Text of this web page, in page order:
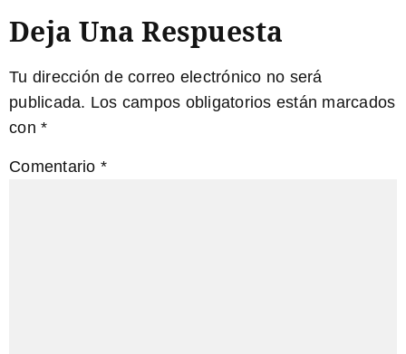
Deja Una Respuesta
Tu dirección de correo electrónico no será
publicada. Los campos obligatorios están marcados
con *
Comentario *